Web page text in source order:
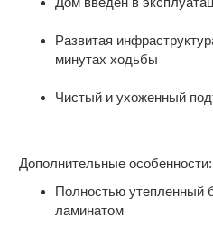
Жду Вашего
Развитая
минутах ходьбы
Чистый и ухоженный
Дополнительные особенности:
Полностью утепленный
ламинатом